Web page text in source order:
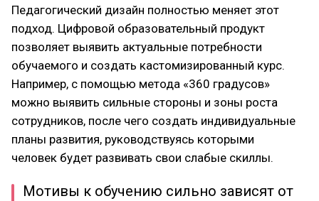
Педагогический дизайн полностью меняет этот
подход. Цифровой образовательный продукт
позволяет выявить актуальные потребности
обучаемого и создать кастомизированный курс.
Например, с помощью метода «360 градусов»
можно выявить сильные стороны и зоны роста
сотрудников, после чего создать индивидуальные
планы развития, руководствуясь которыми
человек будет развивать свои слабые скиллы.
Мотивы к обучению сильно зависят от